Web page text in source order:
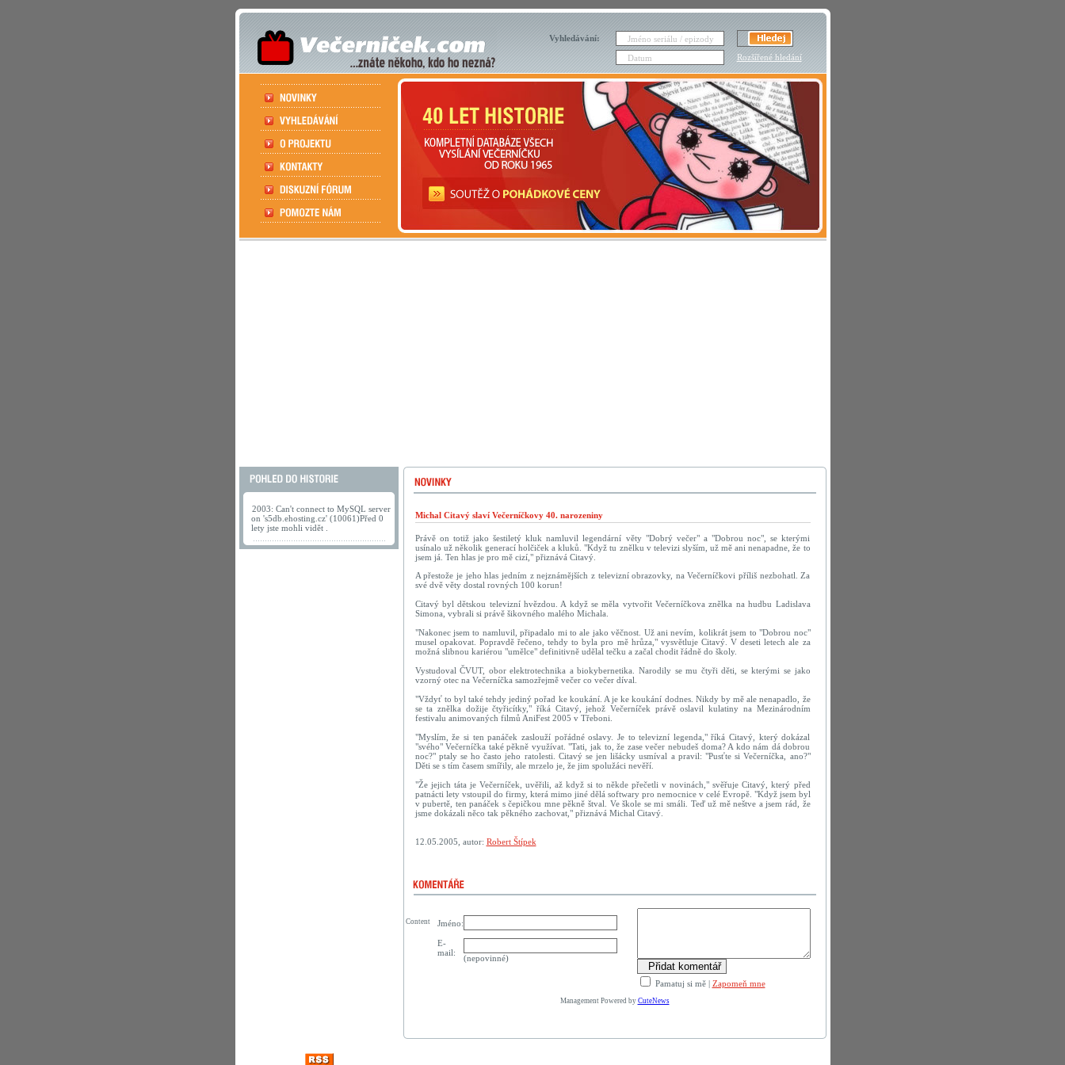
Vyhledávání:
Rozšířené hledání
2003: Can't connect to MySQL server
on 's5db.ehosting.cz' (10061)Před 0
lety jste mohli vidět .
Michal Citavý slaví Večerníčkovy 40. narozeniny
Právě on totiž jako šestiletý kluk namluvil legendární věty "Dobrý večer" a "Dobrou noc", se kterými
usínalo už několik generací holčiček a kluků. "Když tu znělku v televizi slyším, už mě ani nenapadne, že to
jsem já. Ten hlas je pro mě cizí," přiznává Citavý.
A přestože je jeho hlas jedním z nejznámějších z televizní obrazovky, na Večerníčkovi příliš nezbohatl. Za
své dvě věty dostal rovných 100 korun!
Citavý byl dětskou televizní hvězdou. A když se měla vytvořit Večerníčkova znělka na hudbu Ladislava
Simona, vybrali si právě šikovného malého Michala.
"Nakonec jsem to namluvil, připadalo mi to ale jako věčnost. Už ani nevím, kolikrát jsem to "Dobrou noc"
musel opakovat. Popravdě řečeno, tehdy to byla pro mě hrůza," vysvětluje Citavý. V deseti letech ale za
možná slibnou kariérou "umělce" definitivně udělal tečku a začal chodit řádně do školy.
Vystudoval ČVUT, obor elektrotechnika a biokybernetika. Narodily se mu čtyři děti, se kterými se jako
vzorný otec na Večerníčka samozřejmě večer co večer díval.
"Vždyť to byl také tehdy jediný pořad ke koukání. A je ke koukání dodnes. Nikdy by mě ale nenapadlo, že
se ta znělka dožije čtyřicítky," říká Citavý, jehož Večerníček právě oslavil kulatiny na Mezinárodním
festivalu animovaných filmů AniFest 2005 v Třeboni.
"Myslím, že si ten panáček zaslouží pořádné oslavy. Je to televizní legenda," říká Citavý, který dokázal
"svého" Večerníčka také pěkně využívat. "Tati, jak to, že zase večer nebudeš doma? A kdo nám dá dobrou
noc?" ptaly se ho často jeho ratolesti. Citavý se jen lišácky usmíval a pravil: "Pusťte si Večerníčka, ano?"
Děti se s tím časem smířily, ale mrzelo je, že jim spolužáci nevěří.
"Že jejich táta je Večerníček, uvěřili, až když si to někde přečetli v novinách," svěřuje Citavý, který před
patnácti lety vstoupil do firmy, která mimo jiné dělá softwary pro nemocnice v celé Evropě. "Když jsem byl
v pubertě, ten panáček s čepičkou mne pěkně štval. Ve škole se mi smáli. Teď už mě neštve a jsem rád, že
jsme dokázali něco tak pěkného zachovat," přiznává Michal Citavý.
12.05.2005, autor: Robert Štípek
Jméno:
Pamatuj si mě| Zapomeň mne
E-
mail:
(nepovinné)
Content
Management Powered by CuteNews